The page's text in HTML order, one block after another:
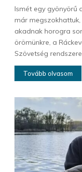
Ismét egy gyönyörű
már
akadnak horogra
örömünkre, a
Szövetség
Tovább olvasom